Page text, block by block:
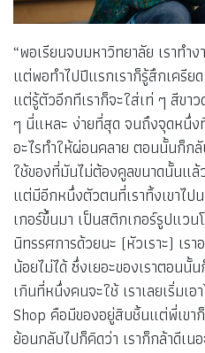
“พอเรียนจบมหาวิทยาลัย เราท
แต่พอทำไปปีแรกเราก็รู้สึกเครี
แต่รู้ตัวอีกทีเราก็จะใส่เท่ ๆ สีขา
ๆ นี่แหละ ง่ายที่สุด จนถึงจุดหนึ่ง
อะไรทำให้ผ่อนคลาย ตอนนั้นก็ก
ใช้ของที่มันไม่ต้องคูลขนาดนั้นแ
แต่มีอีกหนึ่งตัวตนที่เราทิ้งเขาไป
เกอร์ขึ้นมา เป็นสติกเกอร์รูปแว
นิทรรศการด้วยนะ (หัวเราะ) เร
น้อยไม่ได้ ซึ่งเยอะของเราตอน
เกินที่หนึ่งคนจะใช้ เราเลยเริ่มเ
Shop คือมีของอยู่สิบชิ้นแต่พี่เข
ย้อนกลับไปก็คิดว่า เราก็กล้าดีเน